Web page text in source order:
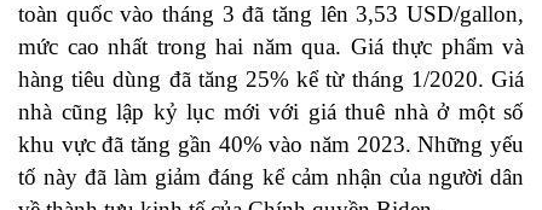
toàn quốc vào tháng 3 đã tăng lên 3,53 USD/gallon,
mức cao nhất trong hai năm qua. Giá thực phẩm và
hàng tiêu dùng đã tăng 25% kể từ tháng 1/2020. Giá
nhà cũng lập kỷ lục mới với giá thuê nhà ở một số
khu vực đã tăng gần 40% vào năm 2023. Những yếu
tố này đã làm giảm đáng kể cảm nhận của người dân